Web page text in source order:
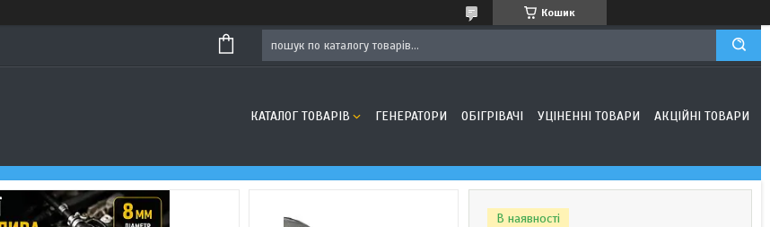
Кошик
КАТАЛОГ ТОВАРІВ ГЕНЕРАТОРИ ОБІГРІВАЧІ УЦІНЕННІ ТОВАРИ АКЦІЙНІ ТОВАРИ
В наявності